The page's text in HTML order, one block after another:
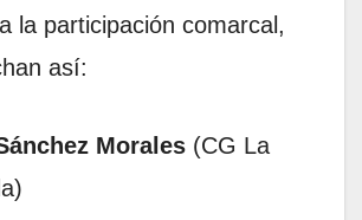
la participación comarcal,
así:
Morales (CG La